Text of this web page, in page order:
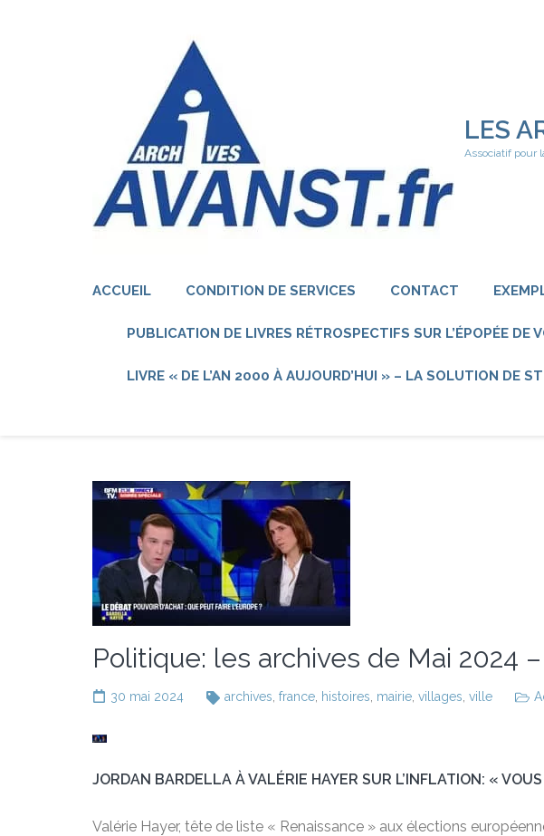
LES
Associatif pour
ACCUEIL CONDITION DE SERVICES CONTACT
PUBLICATION DE LIVRES RÉTROSPECTIFS SUR L’ÉPOPÉE DE
LIVRE « DE L’AN 2000 À AUJOURD’HUI » – LA SOLUTION DE
Politique: les archives de Mai 2024
30 mai 2024 archives france histoires mairie villages ville
JORDAN BARDELLA À VALÉRIE HAYER SUR L’INFLATION: «
Valérie Hayer, tête de liste « Renaissance » aux élections